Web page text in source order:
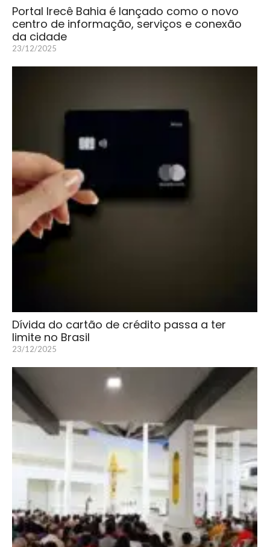
Portal Irecê Bahia é lançado como o novo
centro de informação, serviços e conexão
da cidade
23/12/2025
Dívida do cartão de crédito passa a ter
limite no Brasil
23/12/2025